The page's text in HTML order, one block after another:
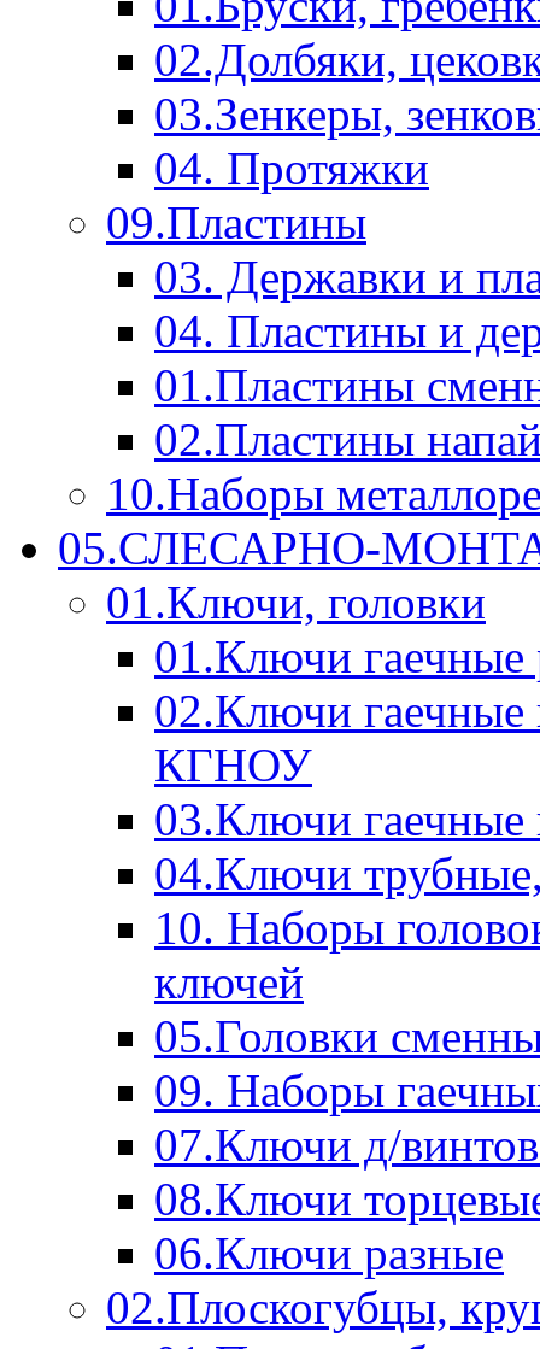
02.Долбяки,
03.Зенкеры,
04. Протяжки
09.Пластины
03. Державки и
04. Пластины и
01.Пластины
02.Пластины
10.Наборы
05.СЛЕСАРНО-
01.Ключи, головки
01.Ключи
02.Ключи
КГНОУ
03.Ключи
04.Ключи
10. Наборы
ключей
05.Головки
09. Наборы
07.Ключи д/
08.Ключи
06.Ключи разные
02.Плоскогубцы,